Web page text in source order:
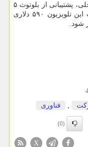
۲.۲۵ گیگابایت رم، ۱۶ گیگابایت حافظه داخلی، پشتیبانی از بلوتوث ۵
و وای – فای داخلی همچون دیگر امكانات این تلویزیون ۵۹۰ دلاری
شود.
فناوری
(0)
X